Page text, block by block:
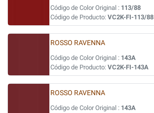
Código de Color Original : 113/88
Código de Producto: VC2K-FI-113/88
ROSSO RAVENNA
Código de Color Original : 143A
Código de Producto: VC2K-FI-143A
ROSSO RAVENNA
Código de Color Original : 143A